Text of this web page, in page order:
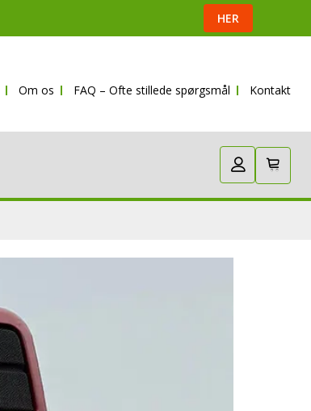
HER
Om os FAQ – Ofte stillede spørgsmål Kontakt